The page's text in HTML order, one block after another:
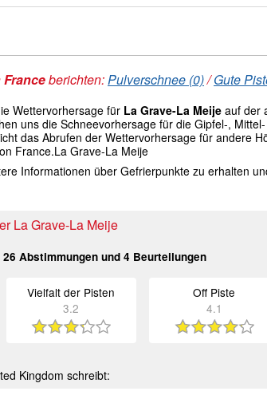
Franceberichten:Pulverschnee (0)/Gute
Wettervorhersage für La Grave-La Meije auf der
uns die Schneevorhersage für die Gipfel-,
das Abrufen der Wettervorhersage für andere
France.La Grave-La Meije
Informationen über Gefrierpunkte zu erhalten
La Grave-La Meije
26 Abstimmungen und 4 Beurteilungen
Vielfalt der Pisten
3.2
Off Piste
4.1
Kingdom schreibt: